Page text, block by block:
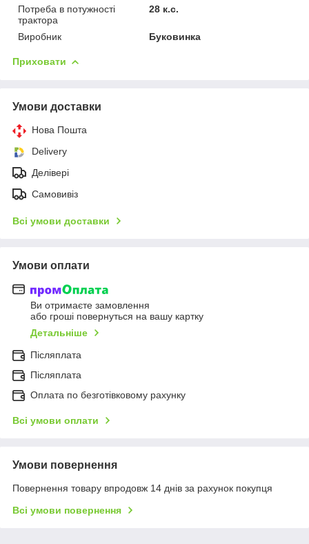
Потреба в потужності
трактора
28 к.с.
Виробник Буковинка
Приховати
Умови доставки
Нова Пошта
Delivery
Делівері
Самовивіз
Всі умови доставки
Умови оплати
Ви отримаєте замовлення
або гроші повернуться на вашу картку
Детальніше
Післяплата
Післяплата
Оплата по безготівковому рахунку
Всі умови оплати
Умови повернення
Повернення товару впродовж 14 днів за рахунок покупця
Всі умови повернення